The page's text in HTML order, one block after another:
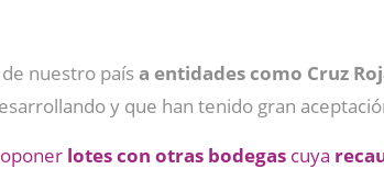
de nuestro paísa entidades como Cruz
y que han tenido gran
lotes con otras bodegas cuya